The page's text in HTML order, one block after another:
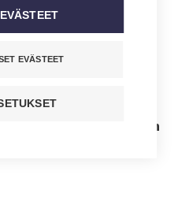
lääkärin
joutuu toppuuttelemaan
EVÄSTEET